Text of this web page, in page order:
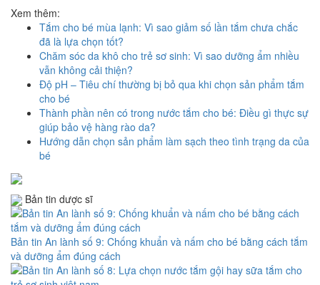
Xem thêm:
Tắm cho bé mùa lạnh: Vì sao giảm số lần tắm chưa chắc
đã là lựa chọn tốt?
Chăm sóc da khô cho trẻ sơ sinh: Vì sao dưỡng ẩm nhiều
vẫn không cải thiện?
Độ pH – Tiêu chí thường bị bỏ qua khi chọn sản phẩm tắm
cho bé
Thành phần nên có trong nước tắm cho bé: Điều gì thực sự
giúp bảo vệ hàng rào da?
Hướng dẫn chọn sản phẩm làm sạch theo tình trạng da của
bé
Bản tin dược sĩ
Bản tin An lành số 9: Chống khuẩn và nấm cho bé bằng cách tắm
và dưỡng ẩm đúng cách